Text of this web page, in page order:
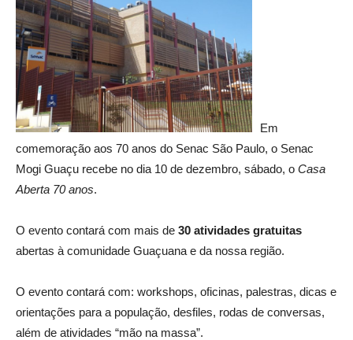
Em
comemoração aos 70 anos do Senac São Paulo, o Senac
Mogi Guaçu recebe no dia 10 de dezembro, sábado, o Casa
Aberta 70 anos.
O evento contará com mais de 30 atividades gratuitas
abertas à comunidade Guaçuana e da nossa região.
O evento contará com: workshops, oficinas, palestras, dicas e
orientações para a população, desfiles, rodas de conversas,
além de atividades “mão na massa”.